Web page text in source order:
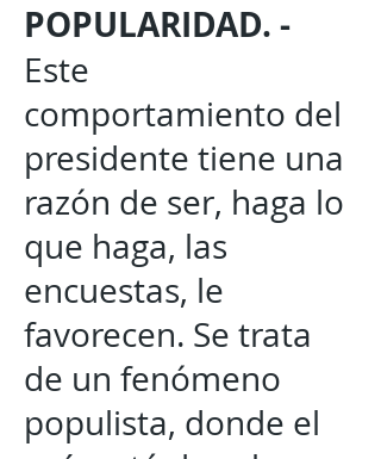
POPULARIDAD. -
Este
comportamiento del
presidente tiene una
razón de ser, haga lo
que haga, las
encuestas, le
favorecen. Se trata
de un fenómeno
populista, donde el